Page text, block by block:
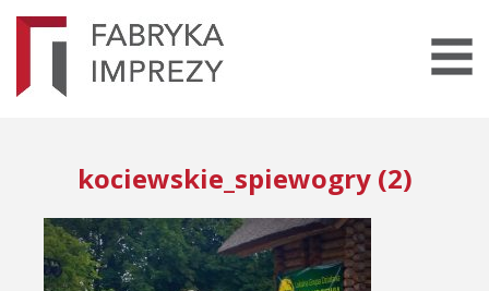
kociewskie_spiewogry (2)